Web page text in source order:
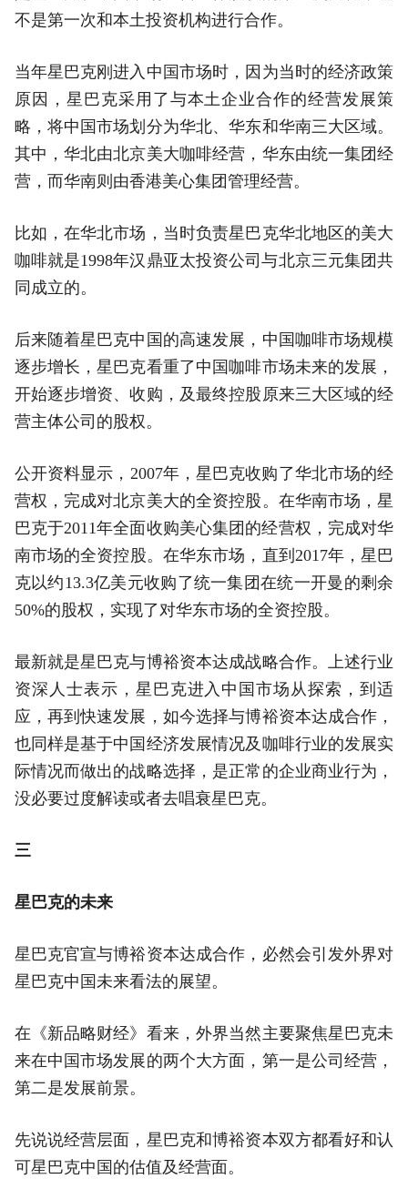
不是第一次和本土投资机构进行合作。
当年星巴克刚进入中国市场时，因为当时的经济政策
原因，星巴克采用了与本土企业合作的经营发展策
略，将中国市场划分为华北、华东和华南三大区域。
其中，华北由北京美大咖啡经营，华东由统一集团经
营，而华南则由香港美心集团管理经营。
比如，在华北市场，当时负责星巴克华北地区的美大
咖啡就是1998年汉鼎亚太投资公司与北京三元集团共
同成立的。
后来随着星巴克中国的高速发展，中国咖啡市场规模
逐步增长，星巴克看重了中国咖啡市场未来的发展，
开始逐步增资、收购，及最终控股原来三大区域的经
营主体公司的股权。
公开资料显示，2007年，星巴克收购了华北市场的经
营权，完成对北京美大的全资控股。在华南市场，星
巴克于2011年全面收购美心集团的经营权，完成对华
南市场的全资控股。在华东市场，直到2017年，星巴
克以约13.3亿美元收购了统一集团在统一开曼的剩余
50%的股权，实现了对华东市场的全资控股。
最新就是星巴克与博裕资本达成战略合作。上述行业
资深人士表示，星巴克进入中国市场从探索，到适
应，再到快速发展，如今选择与博裕资本达成合作，
也同样是基于中国经济发展情况及咖啡行业的发展实
际情况而做出的战略选择，是正常的企业商业行为，
没必要过度解读或者去唱衰星巴克。
三
星巴克的未来
星巴克官宣与博裕资本达成合作，必然会引发外界对
星巴克中国未来看法的展望。
在《新品略财经》看来，外界当然主要聚焦星巴克未
来在中国市场发展的两个大方面，第一是公司经营，
第二是发展前景。
先说说经营层面，星巴克和博裕资本双方都看好和认
可星巴克中国的估值及经营面。